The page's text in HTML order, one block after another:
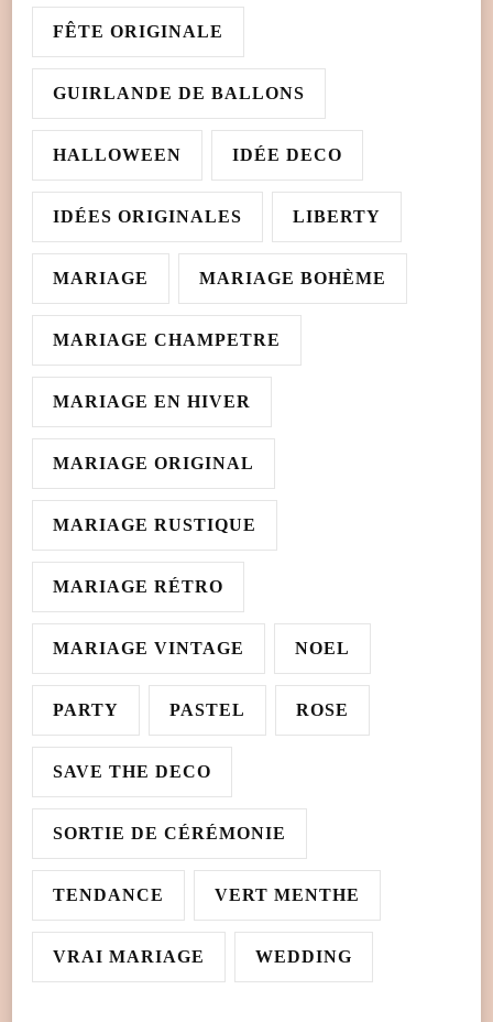
FÊTE ORIGINALE
GUIRLANDE DE BALLONS
HALLOWEEN IDÉE DECO
IDÉES ORIGINALES LIBERTY
MARIAGE MARIAGE BOHÈME
MARIAGE CHAMPETRE
MARIAGE EN HIVER
MARIAGE ORIGINAL
MARIAGE RUSTIQUE
MARIAGE RÉTRO
MARIAGE VINTAGE NOEL
PARTY PASTEL ROSE
SAVE THE DECO
SORTIE DE CÉRÉMONIE
TENDANCE VERT MENTHE
VRAI MARIAGE WEDDING